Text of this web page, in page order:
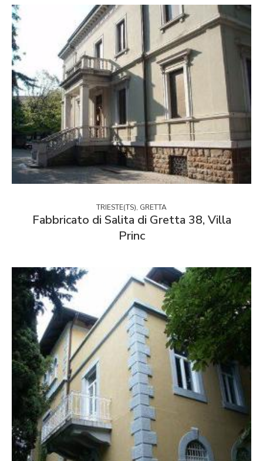
TRIESTE(TS), GRETTA
Fabbricato di Salita di Gretta 38, Villa
Princ